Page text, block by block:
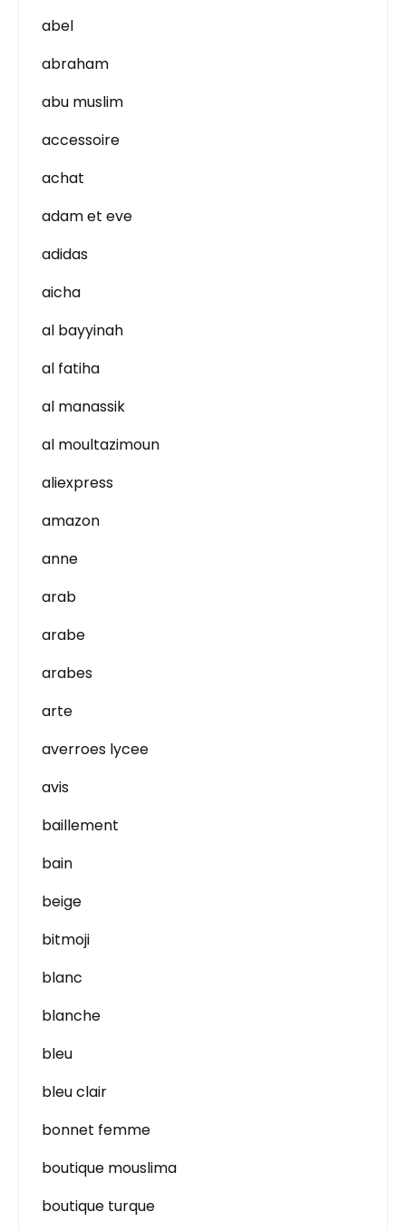
abel
abraham
abu muslim
accessoire
achat
adam et eve
adidas
aicha
al bayyinah
al fatiha
al manassik
al moultazimoun
aliexpress
amazon
anne
arab
arabe
arabes
arte
averroes lycee
avis
baillement
bain
beige
bitmoji
blanc
blanche
bleu
bleu clair
bonnet femme
boutique mouslima
boutique turque